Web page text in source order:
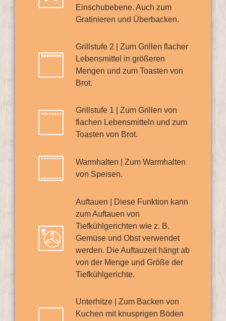
Einschubebene. Auch zum
Gratinieren und Überbacken.
Grillstufe 2 | Zum Grillen flacher
Lebensmittel in größeren
Mengen und zum Toasten von
Brot.
Grillstufe 1 | Zum Grillen von
flachen Lebensmitteln und zum
Toasten von Brot.
Warmhalten | Zum Warmhalten
von Speisen.
Auftauen | Diese Funktion kann
zum Auftauen von
Tiefkühlgerichten wie z. B.
Gemüse und Obst verwendet
werden. Die Auftauzeit hängt ab
von der Menge und Größe der
Tiefkühlgerichte.
Unterhitze | Zum Backen von
Kuchen mit knusprigen Böden